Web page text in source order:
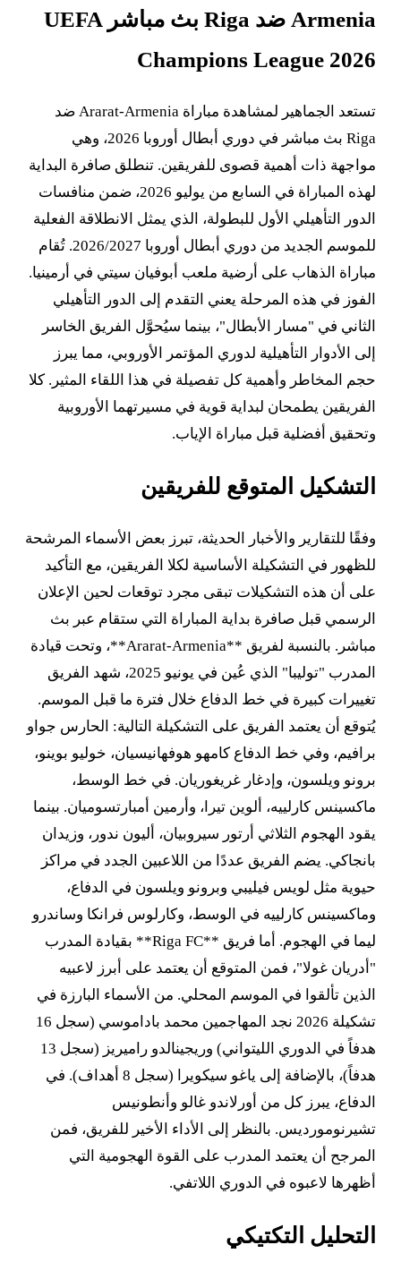
Armenia ضد Riga بث مباشر UEFA
Champions League 2026
تستعد الجماهير لمشاهدة مباراة Ararat-Armenia ضد
Riga بث مباشر في دوري أبطال أوروبا 2026، وهي
مواجهة ذات أهمية قصوى للفريقين. تنطلق صافرة البداية
لهذه المباراة في السابع من يوليو 2026، ضمن منافسات
الدور التأهيلي الأول للبطولة، الذي يمثل الانطلاقة الفعلية
للموسم الجديد من دوري أبطال أوروبا 2026/2027. تُقام
مباراة الذهاب على أرضية ملعب أبوفيان سيتي في أرمينيا.
الفوز في هذه المرحلة يعني التقدم إلى الدور التأهيلي
الثاني في "مسار الأبطال"، بينما سيُحوَّل الفريق الخاسر
إلى الأدوار التأهيلية لدوري المؤتمر الأوروبي، مما يبرز
حجم المخاطر وأهمية كل تفصيلة في هذا اللقاء المثير. كلا
الفريقين يطمحان لبداية قوية في مسيرتهما الأوروبية
وتحقيق أفضلية قبل مباراة الإياب.
التشكيل المتوقع للفريقين
وفقًا للتقارير والأخبار الحديثة، تبرز بعض الأسماء المرشحة
للظهور في التشكيلة الأساسية لكلا الفريقين، مع التأكيد
على أن هذه التشكيلات تبقى مجرد توقعات لحين الإعلان
الرسمي قبل صافرة بداية المباراة التي ستقام عبر بث
مباشر. بالنسبة لفريق **Ararat-Armenia**، وتحت قيادة
المدرب "توليبا" الذي عُين في يونيو 2025، شهد الفريق
تغييرات كبيرة في خط الدفاع خلال فترة ما قبل الموسم.
يُتوقع أن يعتمد الفريق على التشكيلة التالية: الحارس جواو
برافيم، وفي خط الدفاع كامهو هوفهانيسيان، خوليو بوينو،
برونو ويلسون، وإدغار غريغوريان. في خط الوسط،
ماكسينس كارلييه، ألوين تيرا، وأرمين أمبارتسوميان. بينما
يقود الهجوم الثلاثي أرتور سيروبيان، أليون ندور، وزيدان
بانجاكي. يضم الفريق عددًا من اللاعبين الجدد في مراكز
حيوية مثل لويس فيليبي وبرونو ويلسون في الدفاع،
وماكسينس كارلييه في الوسط، وكارلوس فرانكا وساندرو
ليما في الهجوم. أما فريق **Riga FC** بقيادة المدرب
"أدريان غولا"، فمن المتوقع أن يعتمد على أبرز لاعبيه
الذين تألقوا في الموسم المحلي. من الأسماء البارزة في
تشكيلة 2026 نجد المهاجمين محمد باداموسي (سجل 16
هدفاً في الدوري الليتواني) وريجينالدو راميريز (سجل 13
هدفاً)، بالإضافة إلى ياغو سيكويرا (سجل 8 أهداف). في
الدفاع، يبرز كل من أورلاندو غالو وأنطونيس
تشيرنومورديس. بالنظر إلى الأداء الأخير للفريق، فمن
المرجح أن يعتمد المدرب على القوة الهجومية التي
أظهرها لاعبوه في الدوري اللاتفي.
التحليل التكتيكي